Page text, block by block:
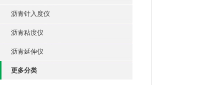
沥青针入度仪
沥青粘度仪
沥青延伸仪
更多分类